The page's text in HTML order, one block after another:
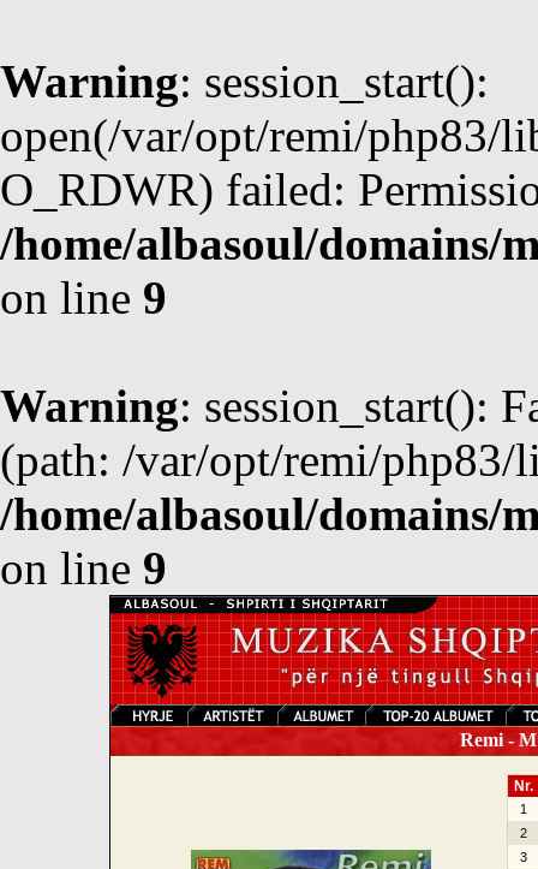
Warning: session_start():
open(/var/opt/remi/php83/
O_RDWR) failed:
/home/albasoul/domains/
on line 9
Warning: session_start():
(path: /var/opt/remi/php83/
/home/albasoul/domains/
on line 9
Remi -
Nr.
1
2
3